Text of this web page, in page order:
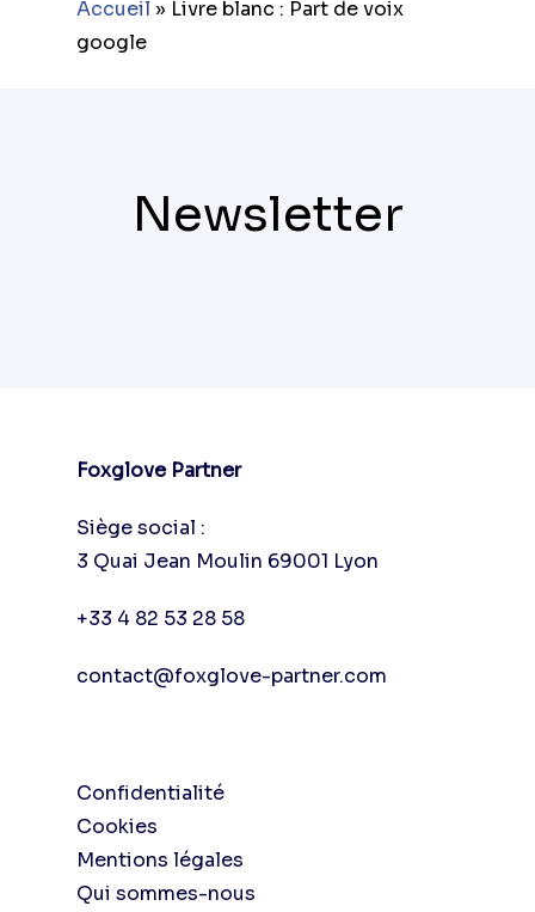
Accueil » Livre blanc : Part de voix
google
Newsletter
Foxglove Partner
Siège social :
3 Quai Jean Moulin 69001 Lyon
+33 4 82 53 28 58
contact@foxglove-partner.com
Confidentialité
Cookies
Mentions légales
Qui sommes-nous